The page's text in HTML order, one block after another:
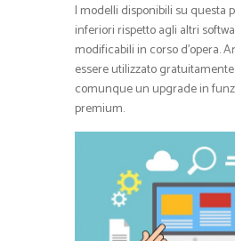
I modelli disponibili su questa
inferiori rispetto agli altri
modificabili in corso d’opera.
essere utilizzato
comunque un upgrade in
premium.